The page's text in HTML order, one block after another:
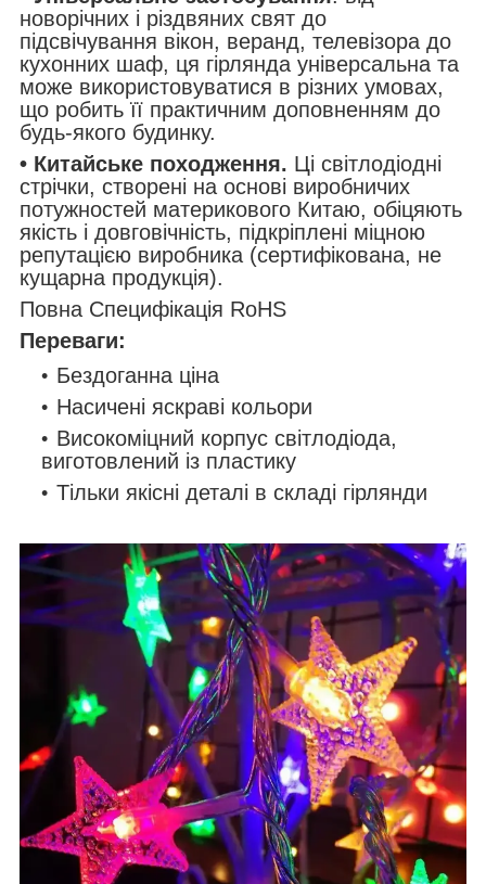
новорічних і різдвяних свят до
підсвічування вікон, веранд, телевізора до
кухонних шаф, ця гірлянда універсальна та
може використовуватися в різних умовах,
що робить її практичним доповненням до
будь-якого будинку.
• Китайське походження. Ці світлодіодні
стрічки, створені на основі виробничих
потужностей материкового Китаю, обіцяють
якість і довговічність, підкріплені міцною
репутацією виробника (сертифікована, не
кущарна продукція).
Повна Специфікація RoHS
Переваги:
Бездоганна ціна
Насичені яскраві кольори
Високоміцний корпус світлодіода,
виготовлений із пластику
Тільки якісні деталі в складі гірлянди